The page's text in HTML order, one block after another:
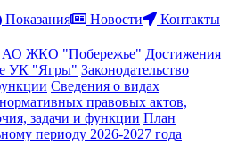
Показания Новости Контакты
АО ЖКО "Побережье" Достижения
УК "Ягры" Законодательство
Сведения о видах
правовых актов,
задачи и функции План
периоду 2026-2027 года